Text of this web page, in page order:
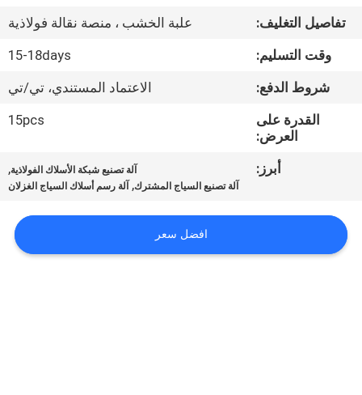
اتصل
اطلب
اقتباس
الموقع
تفاصيل التغليف:
علبة الخشب ، منصة نقالة فولاذية
وقت التسليم:
15-18days
شروط الدفع:
الاعتماد المستندي، تي/تي
القدرة على
العرض:
15pcs
أبرز: آلة تصنيع شبكة الأسلاك الفولاذية,
آلة تصنيع السياج المشترك, آلة رسم أسلاك السياج الغزلان
افضل سعر